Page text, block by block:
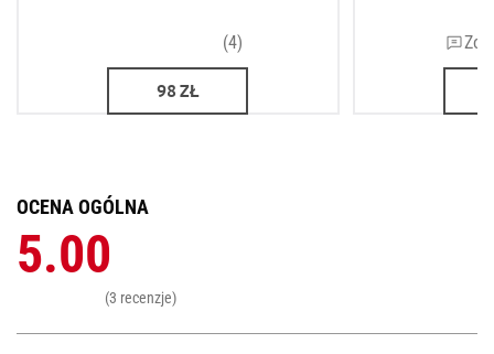
(4)
98 ZŁ
OCENA OGÓLNA
5.00
(3 recenzje)